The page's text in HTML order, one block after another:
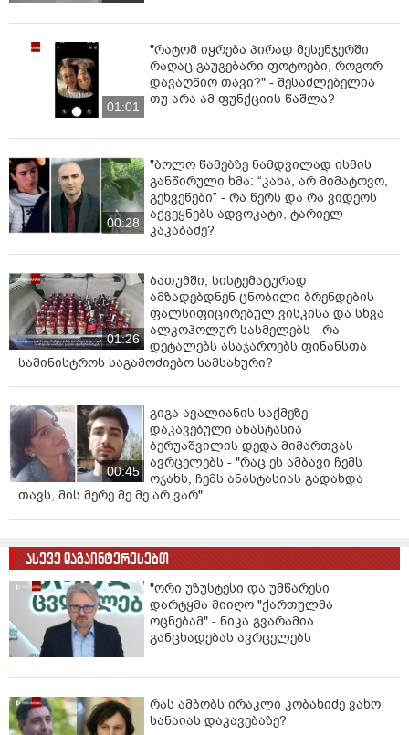
01:01
"რატომ იყრება პირად მესენჯერში
რაღაც გაუგებარი ფოტოები, როგორ
დავაღწიო თავი?" - შესაძლებელია
თუ არა ამ ფუნქციის წაშლა?
00:28
"ბოლო წამებზე ნამდვილად ისმის
განწირული ხმა: “კახა, არ მიმატოვო,
გეხვეწები” - რა წერს და რა ვიდეოს
აქვეყნებს ადვოკატი, ტარიელ
კაკაბაძე?
01:26
ბათუმში, სისტემატურად
ამზადებდნენ ცნობილი ბრენდების
ფალსიფიცირებულ ვისკისა და სხვა
ალკოჰოლურ სასმელებს - რა
დეტალებს ასაჯაროებს ფინანსთა
სამინისტროს საგამოძიებო სამსახური?
00:45
გიგა ავალიანის საქმეზე
დაკავებული ანასტასია
ბერუაშვილის დედა მიმართვას
ავრცელებს - "რაც ეს ამბავი ჩემს
ოჯახს, ჩემს ანასტასიას გადახდა
თავს, მის მერე მე მე არ ვარ"
ასევე დაგაინტერესებთ
"ორი უზუსტესი და უმწარესი
დარტყმა მიიღო "ქართულმა
ოცნებამ" - ნიკა გვარამია
განცხადებას ავრცელებს
რას ამბობს ირაკლი კობახიძე ვახო
სანაიას დაკავებაზე?